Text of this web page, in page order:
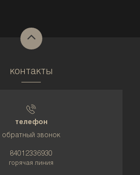
контакты
телефон
обратный звонок
84012336930
горячая линия